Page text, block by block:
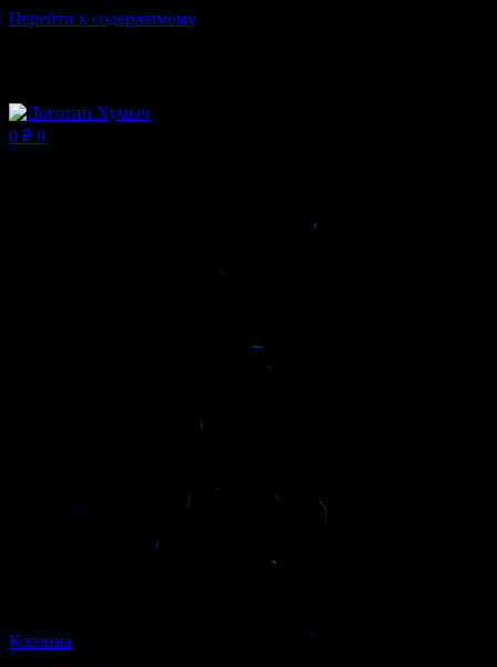
Перейти к содержимому
0 ₽ 0
Корзина